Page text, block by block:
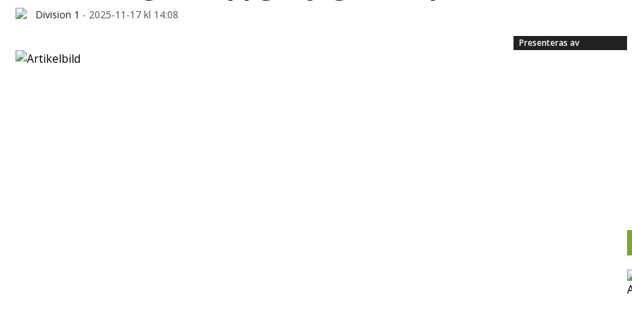
Division 1 - 2025-11-17 kl 14:08
Presenteras av